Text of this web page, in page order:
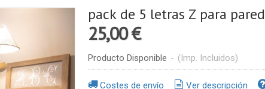
pack de 5 letras Z para pared
25,00 €
Producto Disponible - (Imp. Incluidos)
Costes de envío Ver descripción